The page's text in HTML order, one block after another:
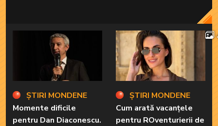
ȘTIRI MONDENE
Momente dificile
pentru Dan Diaconescu.
ȘTIRI MONDENE
Cum arată vacanțele
pentru ROventurierii de